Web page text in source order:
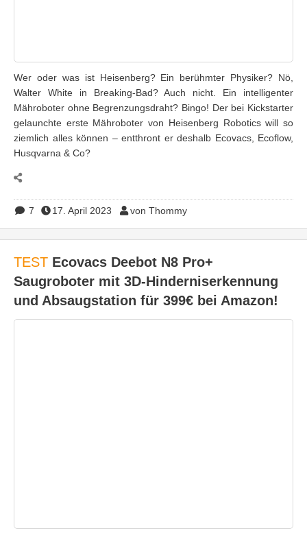
Wer oder was ist Heisenberg? Ein berühmter Physiker? Nö,
Walter White in Breaking-Bad? Auch nicht. Ein intelligenter
Mähroboter ohne Begrenzungsdraht? Bingo! Der bei Kickstarter
gelaunchte erste Mähroboter von Heisenberg Robotics will so
ziemlich alles können – entthront er deshalb Ecovacs, Ecoflow,
Husqvarna & Co?
7 17. April 2023 von Thommy
TEST Ecovacs Deebot N8 Pro+
Saugroboter mit 3D-Hinderniserkennung
und Absaugstation für 399€ bei Amazon!